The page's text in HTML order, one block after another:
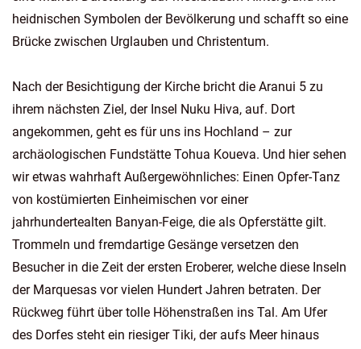
heidnischen Symbolen der Bevölkerung und schafft so eine
Brücke zwischen Urglauben und Christentum.
Nach der Besichtigung der Kirche bricht die Aranui 5 zu
ihrem nächsten Ziel, der Insel Nuku Hiva, auf. Dort
angekommen, geht es für uns ins Hochland – zur
archäologischen Fundstätte Tohua Koueva. Und hier sehen
wir etwas wahrhaft Außergewöhnliches: Einen Opfer-Tanz
von kostümierten Einheimischen vor einer
jahrhundertealten Banyan-Feige, die als Opferstätte gilt.
Trommeln und fremdartige Gesänge versetzen den
Besucher in die Zeit der ersten Eroberer, welche diese Inseln
der Marquesas vor vielen Hundert Jahren betraten. Der
Rückweg führt über tolle Höhenstraßen ins Tal. Am Ufer
des Dorfes steht ein riesiger Tiki, der aufs Meer hinaus